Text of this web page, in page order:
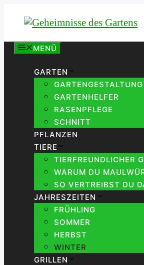
Inhalt
MENÜ
GARTEN
GARTENGESTALTUNG
GARTENHELFER
RASENPFLEGE
SCHNITT
PFLANZEN
TIERE
TIERFREUNDLICHER
WARUM DU
SO VERTREIBST DU
JAHRESZEITEN
FRÜHLING
SOMMER
HERBST
WINTER
GRILLEN